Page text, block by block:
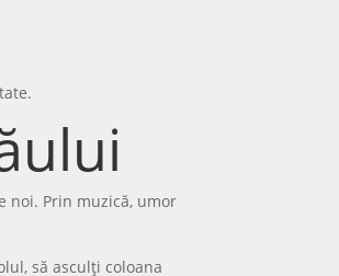
noi. Prin muzică, umor
să asculți coloana